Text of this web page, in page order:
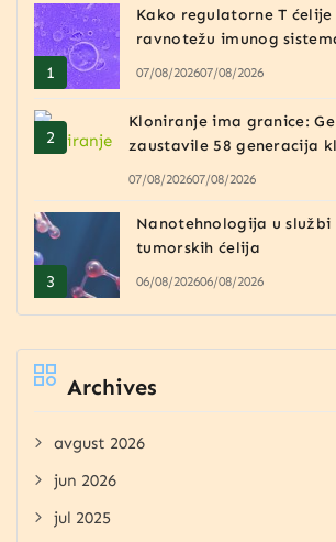
Kako regulatorne T
ravnotežu imunog
07/08/202607/08/2026
Kloniranje ima granice:
zaustavile 58 generacija
07/08/202607/08/2026
Nanotehnologija u službi
tumorskih ćelija
06/08/202606/08/2026
Archives
avgust 2026
jun 2026
jul 2025